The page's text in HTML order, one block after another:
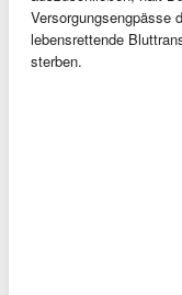
Versorgungsengpässe
lebensrettende
sterben.